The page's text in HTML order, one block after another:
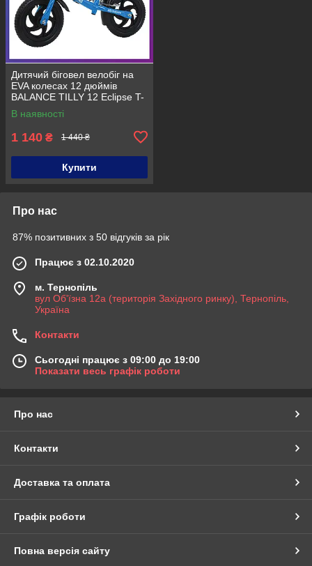
Дитячий біговел велобіг на
EVA колесах 12 дюймів
BALANCE TILLY 12 Eclipse T-
21254 Блакитний
В наявності
1 140 ₴ 1 440 ₴
Купити
Про нас
87% позитивних з 50 відгуків за рік
Працює з 02.10.2020
м. Тернопіль
вул Об'їзна 12а (територія Західного ринку), Тернопіль,
Україна
Контакти
Сьогодні працює з 09:00 до 19:00
Показати весь графік роботи
Про нас
Контакти
Доставка та оплата
Графік роботи
Повна версія сайту